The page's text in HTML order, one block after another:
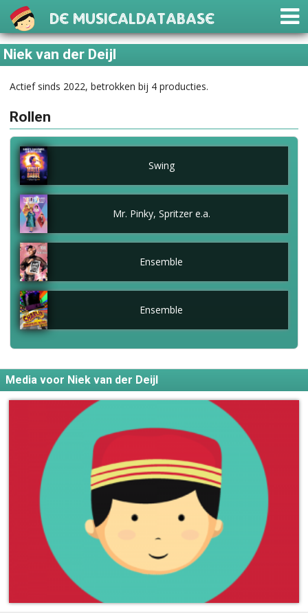
De Musicaldatabase
Niek van der Deijl
Actief sinds 2022, betrokken bij 4 producties.
Rollen
Swing
Mr. Pinky, Spritzer e.a.
Ensemble
Ensemble
Media voor Niek van der Deijl